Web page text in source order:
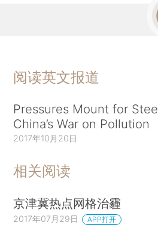
阅读英文报道
Pressures Mount for
China’s War on Pollution
2017年10月20日
相关阅读
京津冀热点网格治霾
2017年07月29日 APP打开